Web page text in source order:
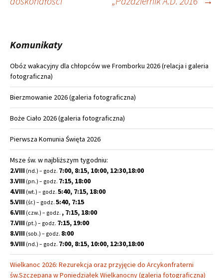
Komunikaty
Obóz wakacyjny dla chłopców we Fromborku 2026 (relacja i galeria
fotograficzna)
Bierzmowanie 2026 (galeria fotograficzna)
Boże Ciało 2026 (galeria fotograficzna)
Pierwsza Komunia Święta 2026
Msze św. w najbliższym tygodniu:
2.VIII (nd.) – godz. 7:00, 8:15, 10:00, 12:30,18:00
3.VIII (pn.) – godz. 7:15, 18:00
4.VIII (wt.) – godz. 5:40, 7:15, 18:00
5.VIII (śr.) – godz. 5:40, 7:15
6.VIII (czw.) – godz. , 7:15, 18:00
7.VIII (pt.) – godz. 7:15, 19:00
8.VIII (sob.) – godz. 8:00
9.VIII (nd.) – godz. 7:00, 8:15, 10:00, 12:30,18:00
Wielkanoc 2026: Rezurekcja oraz przyjęcie do Arcykonfraterni
św.Szczepana w Poniedziałek Wielkanocny (galeria fotograficzna)